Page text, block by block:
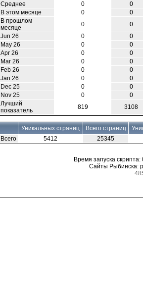
Среднее
0
0
В этом месяце
0
0
В прошлом
месяце
0
0
Jun 26
0
0
May 26
0
0
Apr 26
0
0
Mar 26
0
0
Feb 26
0
0
Jan 26
0
0
Dec 25
0
0
Nov 25
0
0
Лучший
показатель
819 3108
Уникальных страниц Всего страниц
Всего
5412 25345
Время запуска
Сайты Рыбинска: